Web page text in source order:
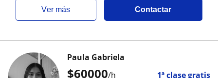
ver más Contactar
$60000/h 1ª clase gratis
Paula Gabriela